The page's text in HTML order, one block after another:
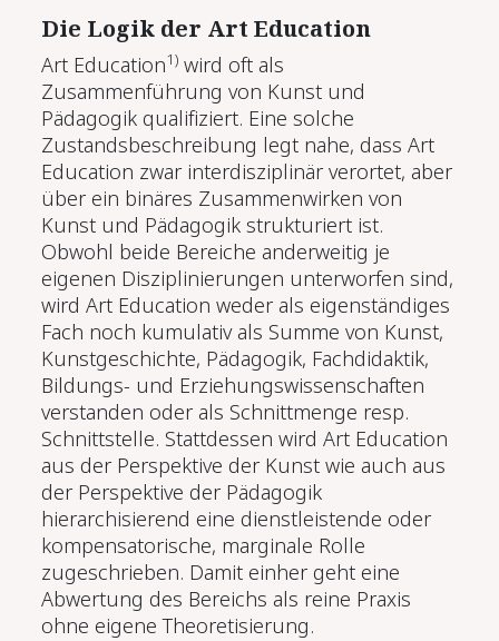
Die Logik der Art Education
Art Education1) wird oft als
Zusammenführung von Kunst und
Pädagogik qualifiziert. Eine solche
Zustandsbeschreibung legt nahe, dass Art
Education zwar interdisziplinär verortet, aber
über ein binäres Zusammenwirken von
Kunst und Pädagogik strukturiert ist.
Obwohl beide Bereiche anderweitig je
eigenen Disziplinierungen unterworfen sind,
wird Art Education weder als eigenständiges
Fach noch kumulativ als Summe von Kunst,
Kunstgeschichte, Pädagogik, Fachdidaktik,
Bildungs- und Erziehungswissenschaften
verstanden oder als Schnittmenge resp.
Schnittstelle. Stattdessen wird Art Education
aus der Perspektive der Kunst wie auch aus
der Perspektive der Pädagogik
hierarchisierend eine dienstleistende oder
kompensatorische, marginale Rolle
zugeschrieben. Damit einher geht eine
Abwertung des Bereichs als reine Praxis
ohne eigene Theoretisierung.